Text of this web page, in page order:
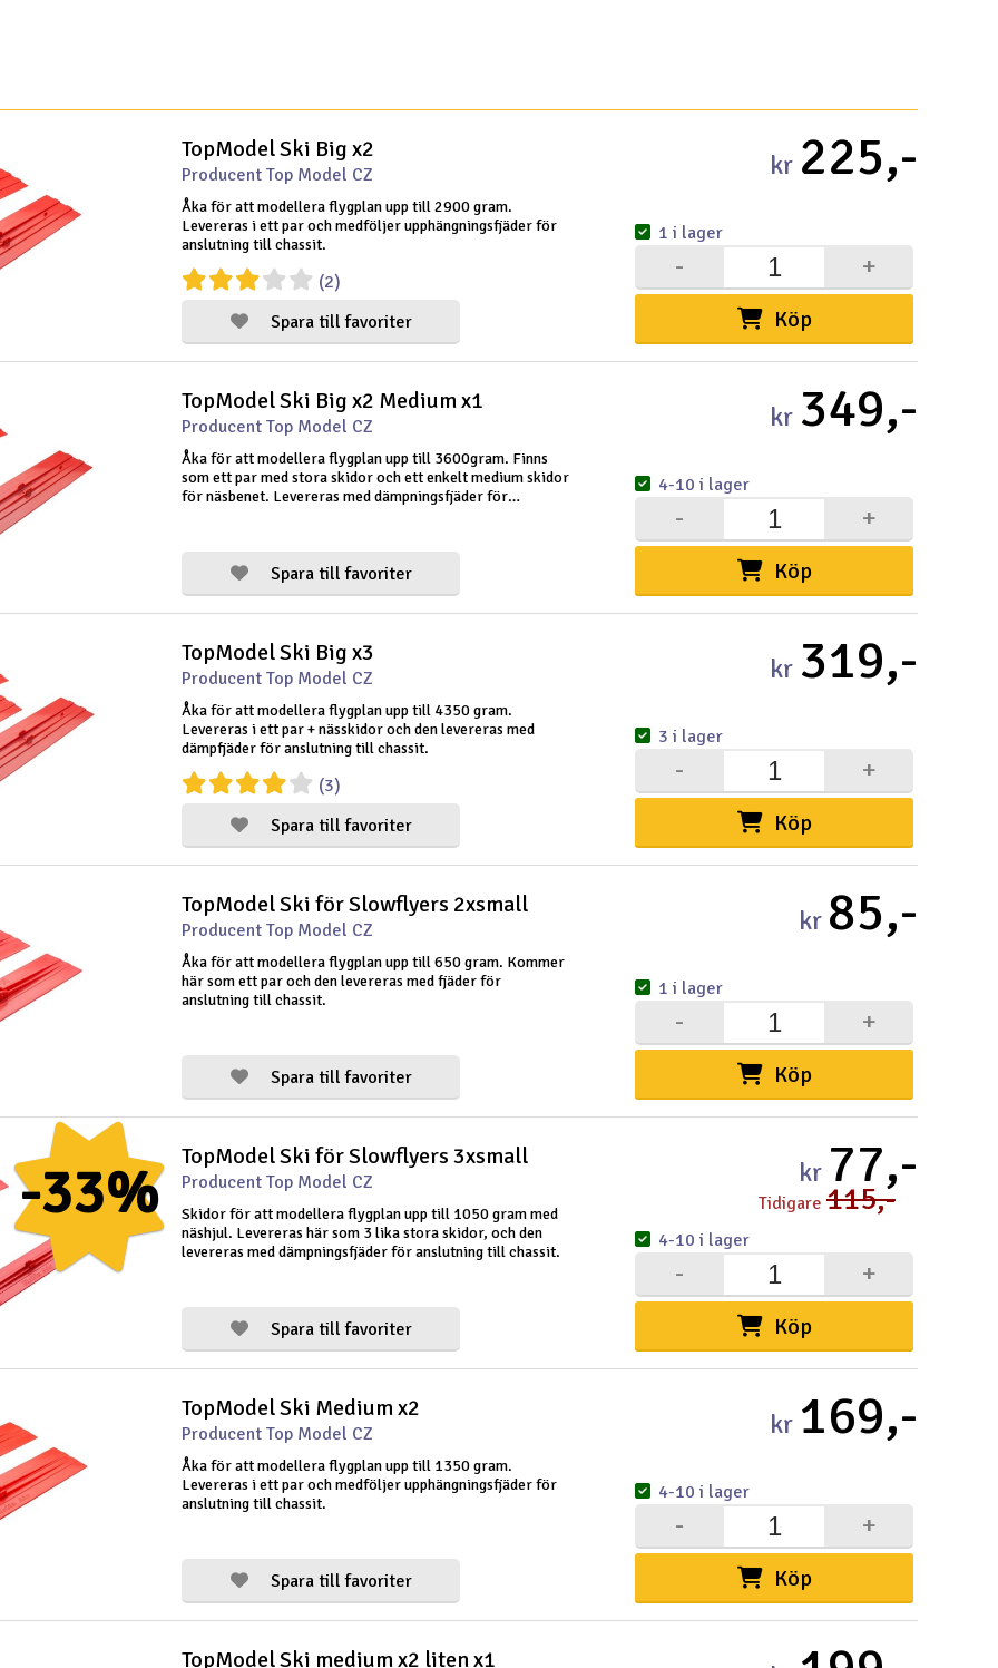
TopModel Ski Big x2
Producent Top Model CZ
Åka för att modellera flygplan upp till 2900 gram.
Levereras i ett par och medföljer upphängningsfjäder för
anslutning till chassit.
Spara till favoriter
(2)
kr 225,-
Köp
+
-
1 i lager
TopModel Ski Big x2 Medium x1
Producent Top Model CZ
Åka för att modellera flygplan upp till 3600gram. Finns
som ett par med stora skidor och ett enkelt medium skidor
för näsbenet. Levereras med dämpningsfjäder för
Spara till favoriter
kr 349,-
Köp
+
-
4-10 i lager
TopModel Ski Big x3
Producent Top Model CZ
Åka för att modellera flygplan upp till 4350 gram.
Levereras i ett par + nässkidor och den levereras med
dämpfjäder för anslutning till chassit.
Spara till favoriter
(3)
kr 319,-
Köp
+
-
3 i lager
TopModel Ski för Slowflyers 2xsmall
Producent Top Model CZ
Åka för att modellera flygplan upp till 650 gram. Kommer
här som ett par och den levereras med fjäder för
anslutning till chassit.
Spara till favoriter
kr 85,-
Köp
+
-
1 i lager
-33%
TopModel Ski för Slowflyers 3xsmall
Producent Top Model CZ
Skidor för att modellera flygplan upp till 1050 gram med
näshjul. Levereras här som 3 lika stora skidor, och den
levereras med dämpningsfjäder för anslutning till chassit.
Spara till favoriter
kr 77,-
Tidigare 115,-
Köp
+
-
4-10 i lager
TopModel Ski Medium x2
Producent Top Model CZ
Åka för att modellera flygplan upp till 1350 gram.
Levereras i ett par och medföljer upphängningsfjäder för
anslutning till chassit.
Spara till favoriter
kr 169,-
Köp
+
-
4-10 i lager
TopModel Ski medium x2 liten x1